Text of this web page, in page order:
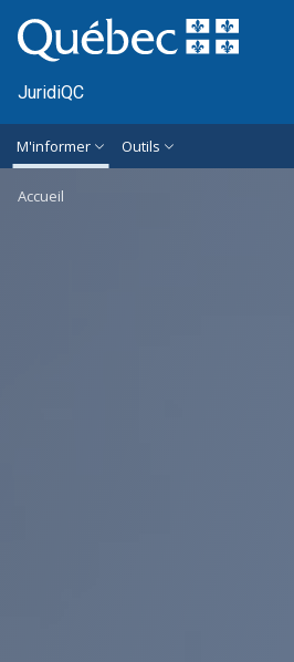
Ignorer et accéder à l'information
M'informer Outils
Accueil